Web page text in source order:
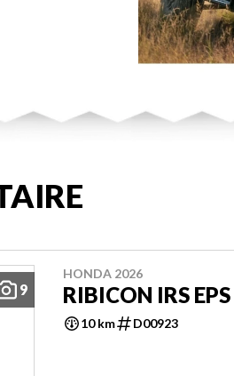
9
HONDA 2026
RIBICON IRS EPS
10 km D00923